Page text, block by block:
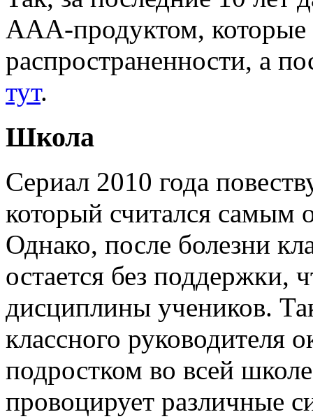
ААА-продуктом, которые
распространенности, а
тут.
Школа
Сериал 2010 года
который считался самым
Однако, после болезни
остается без поддержки,
дисциплины учеников.
классного руководителя
подростком во всей
провоцирует различные